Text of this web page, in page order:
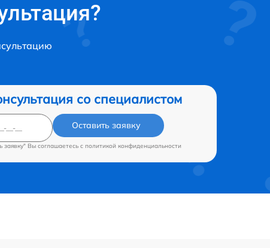
со специалистом
Оставить заявку
Вы соглашаетесь c политикой конфиденциальности